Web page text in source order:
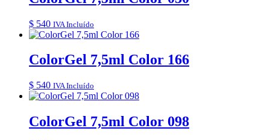
$ 540 IVA Incluído
ColorGel 7,5ml Color 166
$ 540 IVA Incluído
ColorGel 7,5ml Color 098